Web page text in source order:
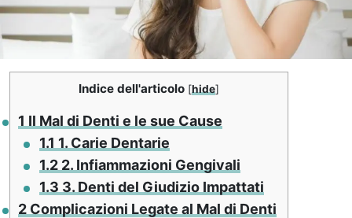
Indice dell'articolo [hide]
1 Il Mal di Denti e le sue Cause
1.1 1. Carie Dentarie
1.2 2. Infiammazioni Gengivali
1.3 3. Denti del Giudizio Impattati
2 Complicazioni Legate al Mal di Denti